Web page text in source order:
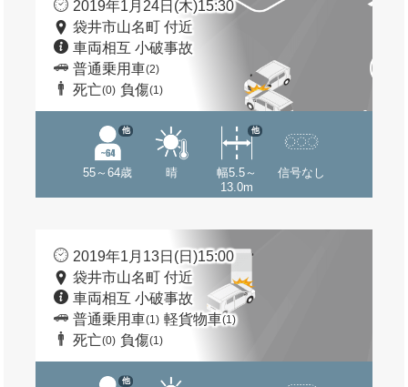
2019年1月24日(木)15:30
袋井市山名町 付近
車両相互 小破事故
普通乗用車(2)
死亡(0) 負傷(1)
55～64歳
他
晴
幅5.5～
13.0m
他
信号なし
2019年1月13日(日)15:00
袋井市山名町 付近
車両相互 小破事故
普通乗用車(1) 軽貨物車(1)
死亡(0) 負傷(1)
他